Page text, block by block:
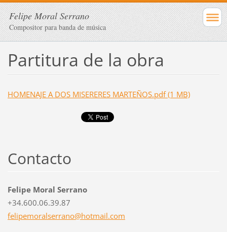
Felipe Moral Serrano
Compositor para banda de música
Partitura de la obra
HOMENAJE A DOS MISERERES MARTEÑOS.pdf (1 MB)
Contacto
Felipe Moral Serrano
+34.600.06.39.87
felipemoralserrano@hotmail.com